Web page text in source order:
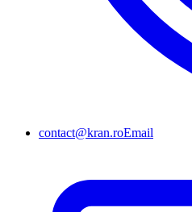
contact@kran.roEmail